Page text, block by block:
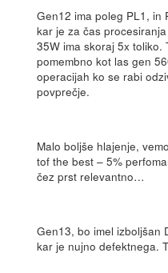
Gen12 ima poleg PL1, in
kar je za čas
35W ima skoraj 5x
pomembno kot las gen
operacijah ko se rabi
povprečje.
Malo boljše hlajenje,
tof the best – 5%
čez prst relevantno…
Gen13, bo imel izboljšan
kar je nujno defektnega.